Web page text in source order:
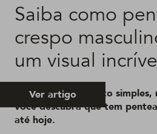
Saiba como
crespo
um visual
Pode parecer um ato
você descubra que tem
até hoje.
Ver artigo